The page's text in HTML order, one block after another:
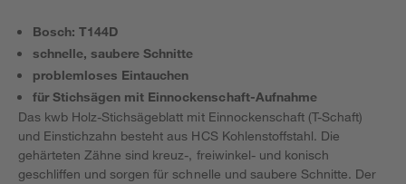
Bosch: T144D
schnelle, saubere Schnitte
problemloses Eintauchen
für Stichsägen mit Einnockenschaft-Aufnahme
Das kwb Holz-Stichsägeblatt mit Einnockenschaft (T-Schaft)
und Einstichzahn besteht aus HCS Kohlenstoffstahl. Die
gehärteten Zähne sind kreuz-, freiwinkel- und konisch
geschliffen und sorgen für schnelle und saubere Schnitte. Der